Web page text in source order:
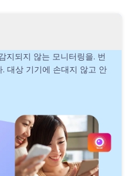
지되지 않는 모니터링을. 번
대상 기기에 손대지 않고 안